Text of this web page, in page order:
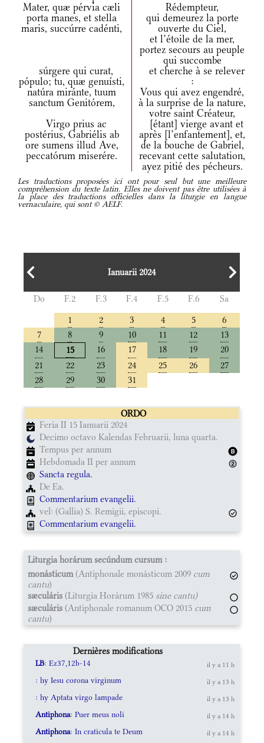
Mater, quæ pérvia cæli
porta manes, et stella
maris, succúrre cadénti,
Rédempteur,
qui demeurez la porte
ouverte du Ciel,
et l’étoile de la mer,
portez secours au peuple
qui succombe
súrgere qui curat,
pópulo; tu, quæ genuísti,
natúra miránte, tuum
sanctum Genitórem,
et cherche à se relever
:
Vous qui avez engendré,
à la surprise de la nature,
votre saint Créateur,
Virgo prius ac
postérius, Gabriélis ab
ore sumens illud Ave,
peccatórum miserére.
[étant] vierge avant et
après [l’enfantement], et,
de la bouche de Gabriel,
recevant cette salutation,
ayez pitié des pécheurs.
Les traductions proposées ici ont pour seul but une meilleure
compréhension du texte latin. Elles ne doivent pas être utilisées à
la place des traductions officielles dans la liturgie en langue
vernaculaire, qui sont © AELF.
Ianuarii 2024
Do F.2 F.3 F.4 F.5 F.6
Sa
1
2 3 4 5
6
7
8 9 10 11 12
13
14
15 16 17 18 19
20
21
22 23 24 25 26
27
28
29 30 31
ORDO
Feria II 15 Ianuarii 2024
Decimo octavo Kalendas Februarii, luna quarta.
Tempus per annum
Hebdomada II per annum
Sancta regula.
De Ea.
Commentarium evangelii.
vel: (Gallia) S. Remigii, episcopi.
Commentarium evangelii.
Liturgia horárum secúndum cursum :
monásticum(Antiphonale monásticum 2009 cum
cantu)
sæculáris (Liturgia Horárum 1985 sine cantu)
sæculáris (Antiphonale romanum OCO 2015 cum
cantu)
Dernières modifications
LB: Ez37,12b-14 il y a 11 h
: hy Iesu corona virginum il y a 13 h
: hy Aptata virgo lampade il y a 13 h
Antiphona: Puer meus noli il y a 14 h
Antiphona: In craticula te Deum il y a 14 h